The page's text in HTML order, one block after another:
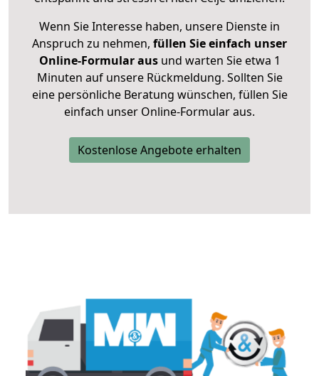
Wenn Sie Interesse haben, unsere Dienste in
Anspruch zu nehmen, füllen Sie einfach unser
Online-Formular ausund warten Sie etwa 1
Minuten auf unsere Rückmeldung. Sollten Sie
eine persönliche Beratung wünschen, füllen Sie
einfach unser Online-Formular aus.
Kostenlose Angebote erhalten